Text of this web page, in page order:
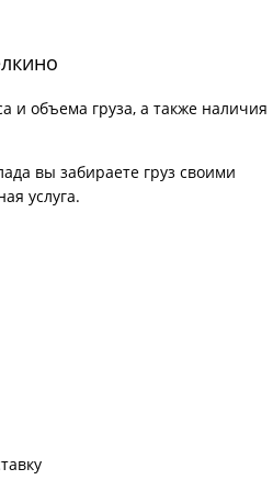
и объема груза, а также наличия
вы забираете груз своими
услуга.